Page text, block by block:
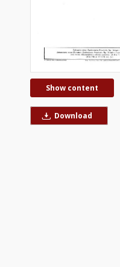
Show content
Download